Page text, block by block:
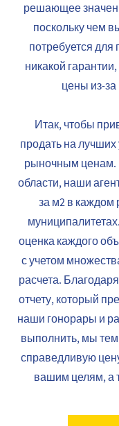
решающее
поскольку чем
потребуется для
никакой
цены из-
Итак, чтобы
продать на лучших
рыночным ценам.
области, наши
за м2 в
оценка каждого
с учетом
расчета.
отчету, который
наши гонорары и
выполнить, мы
справедливую
вашим целям, а